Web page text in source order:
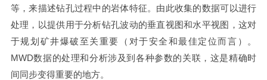
等，来描述钻孔过程中的岩体特征。由此收集的数据可以进行
处理，以提供用于分析钻孔波动的垂直视图和水平视图，这对
于规划矿井爆破至关重要（对于安全和最佳定位而言）。
MWD数据的处理和分析涉及到各种参数的关联，这是精确时
间同步变得重要的地方。